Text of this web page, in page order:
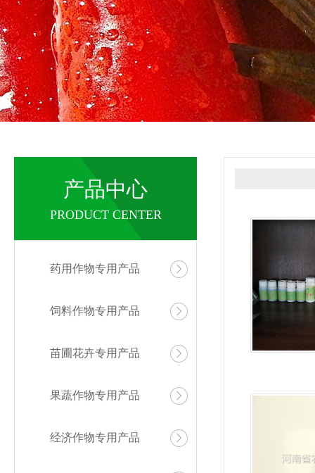
产品中心
PRODUCT CENTER
药用作物专用产品
饲料作物专用产品
苗圃花卉专用产品
果蔬作物专用产品
经济作物专用产品